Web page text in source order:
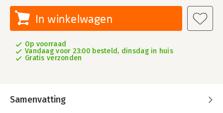
In winkelwagen
Op voorraad
Vandaag voor 23:00 besteld, dinsdag in huis
Gratis verzonden
Samenvatting